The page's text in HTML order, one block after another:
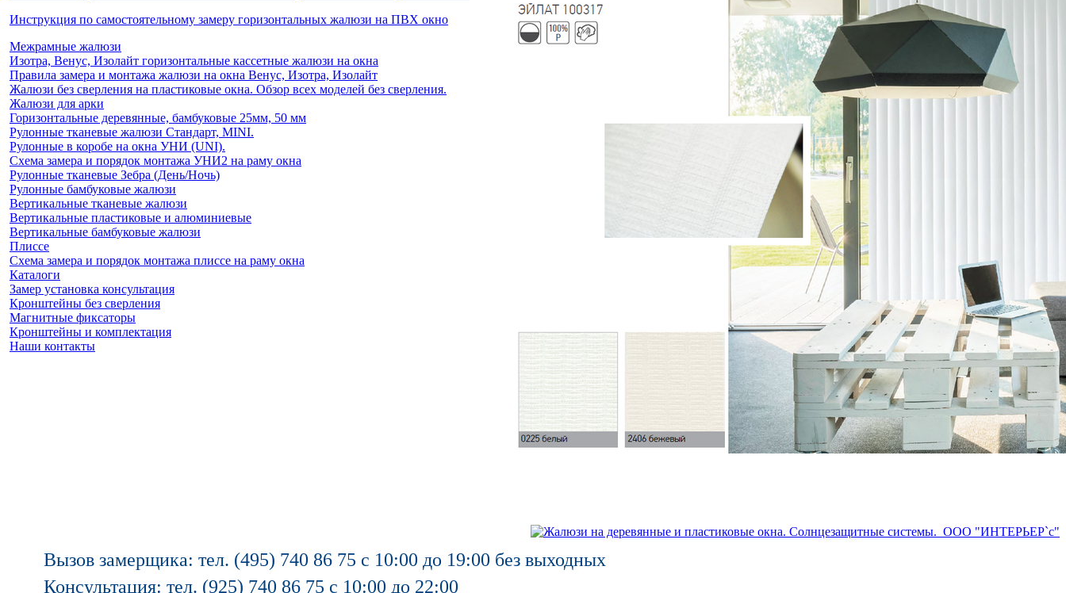
Инструкция по самостоятельному замеру горизонтальных жалюзи на ПВХ окно
Межрамные жалюзи
Изотра, Венус, Изолайт горизонтальные кассетные жалюзи на окна
Правила замера и монтажа жалюзи на окна Венус, Изотра, Изолайт
Жалюзи без сверления на пластиковые окна. Обзор всех моделей без сверления.
Жалюзи для арки
Горизонтальные деревянные, бамбуковые 25мм, 50 мм
Рулонные тканевые жалюзи Стандарт, MINI.
Рулонные в коробе на окна УНИ (UNI).
Схема замера и порядок монтажа УНИ2 на раму окна
Рулонные тканевые Зебра (День/Ночь)
Рулонные бамбуковые жалюзи
Вертикальные тканевые жалюзи
Вертикальные пластиковые и алюминиевые
Вертикальные бамбуковые жалюзи
Плиссе
Схема замера и порядок монтажа плиссе на раму окна
Каталоги
Замер установка консультация
Кронштейны без сверления
Магнитные фиксаторы
Кронштейны и комплектация
Наши контакты
Вызов замерщика: тел. (495) 740 86 75 с 10:00 до 19:00 без выходных
Консультация: тел. (925) 740 86 75 с 10:00 до 22:00